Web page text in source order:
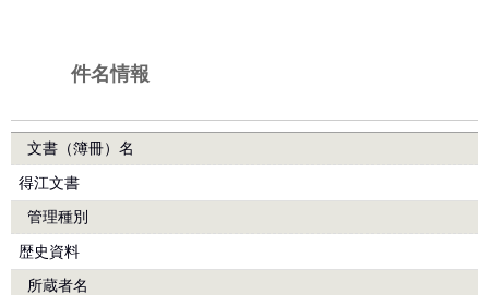
件名情報
文書（簿冊）名
得江文書
管理種別
歴史資料
所蔵者名